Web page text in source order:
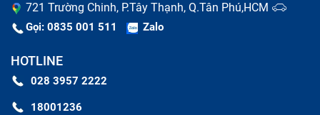
721 Trường Chinh, P.Tây Thạnh, Q.Tân Phú,HCM
Gọi: 0835 001 511 Zalo
HOTLINE
028 3957 2222
18001236